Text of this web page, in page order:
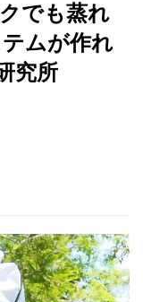
でも蒸れ
ムが作れ
究所